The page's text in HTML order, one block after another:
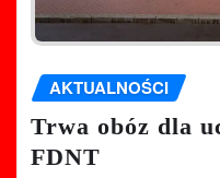
AKTUALNOŚCI
Trwa obóz dla
FDNT